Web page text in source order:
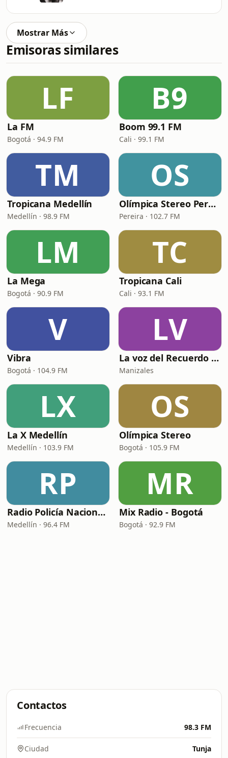
Mostrar Más
Emisoras similares
LF
La FM
Bogotá · 94.9 FM
B9
Boom 99.1 FM
Cali · 99.1 FM
TM
Tropicana Medellín
Medellín · 98.9 FM
OS
Olímpica Stereo Pereira
Pereira · 102.7 FM
LM
La Mega
Bogotá · 90.9 FM
TC
Tropicana Cali
Cali · 93.1 FM
V
Vibra
Bogotá · 104.9 FM
LV
La voz del Recuerdo Manizales
Manizales
LX
La X Medellín
Medellín · 103.9 FM
OS
Olímpica Stereo
Bogotá · 105.9 FM
RP
Radio Policía Nacional - Medellín
Medellín · 96.4 FM
MR
Mix Radio - Bogotá
Bogotá · 92.9 FM
Contactos
Frecuencia 98.3 FM
Ciudad Tunja